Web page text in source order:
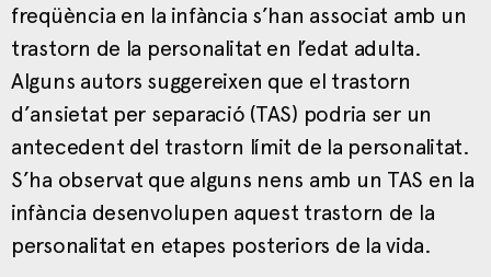
freqüència en la infància s’han associat amb un
trastorn de la personalitat en l’edat adulta.
Alguns autors suggereixen que el trastorn
d’ansietat per separació (TAS) podria ser un
antecedent del trastorn límit de la personalitat.
S’ha observat que alguns nens amb un TAS en la
infància desenvolupen aquest trastorn de la
personalitat en etapes posteriors de la vida.